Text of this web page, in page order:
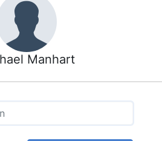
Manhart